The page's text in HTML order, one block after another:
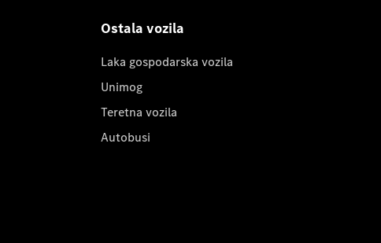
Ostala vozila
Laka gospodarska vozila
Unimog
Teretna vozila
Autobusi